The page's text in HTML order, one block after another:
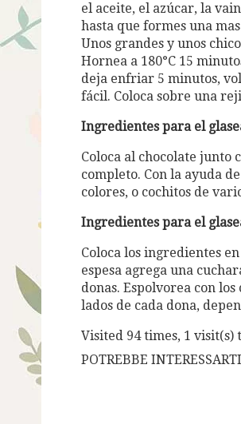
el aceite, el azúcar, la
hasta que formes una
Unos grandes y unos
Hornea a 180°C 15
deja enfriar 5 minutos,
fácil. Coloca sobre una
Ingredientes para el
Coloca al chocolate junto
completo. Con la ayuda
colores, o cochitos de
Ingredientes para el
Coloca los ingredientes
espesa agrega una
donas. Espolvorea con
lados de cada dona,
Visited 94 times, 1 visit(s)
POTREBBE INTERESSARTI